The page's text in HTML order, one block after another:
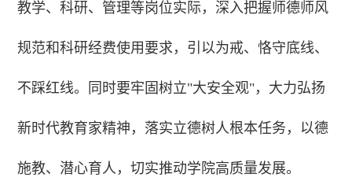
教学、科研、管理等岗位实际，深入把握师德师风
规范和科研经费使用要求，引以为戒、恪守底线、
不踩红线。同时要牢固树立"大安全观"，大力弘扬
新时代教育家精神，落实立德树人根本任务，以德
施教、潜心育人，切实推动学院高质量发展。